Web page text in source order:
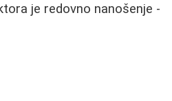
je redovno nanošenje -